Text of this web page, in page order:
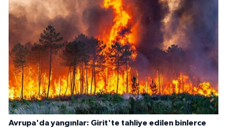
Avrupa'da yangınlar: Girit'te tahliye edilen binlerce